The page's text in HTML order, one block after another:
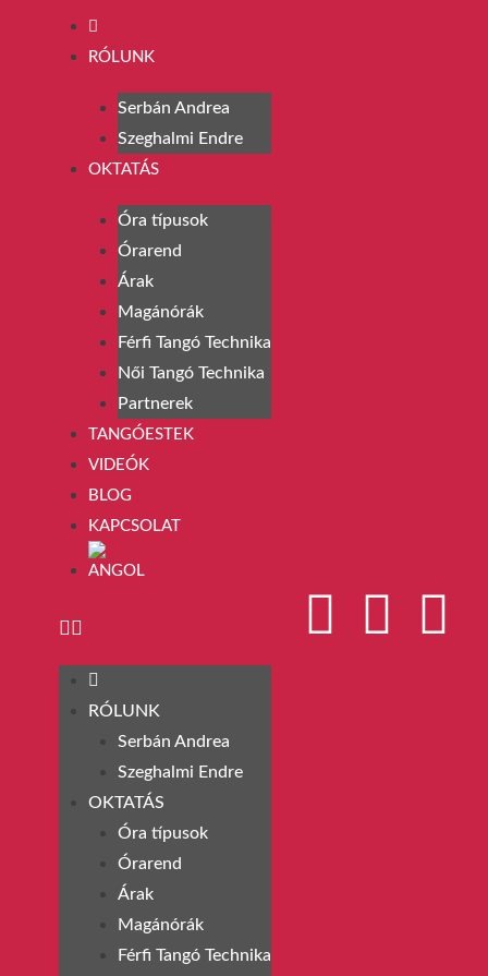
RÓLUNK
Serbán Andrea
Szeghalmi Endre
OKTATÁS
Óra típusok
Órarend
Árak
Magánórák
Férfi Tangó Technika
Női Tangó Technika
Partnerek
TANGÓESTEK
VIDEÓK
BLOG
KAPCSOLAT
RÓLUNK
Serbán Andrea
Szeghalmi Endre
OKTATÁS
Óra típusok
Órarend
Árak
Magánórák
Férfi Tangó Technika